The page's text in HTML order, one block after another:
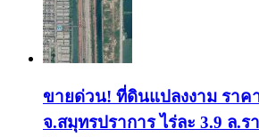
ขายด่วน! ที่ดินแปลงงาม ราค
จ.สมุทรปราการ ไร่ละ 3.9 ล.